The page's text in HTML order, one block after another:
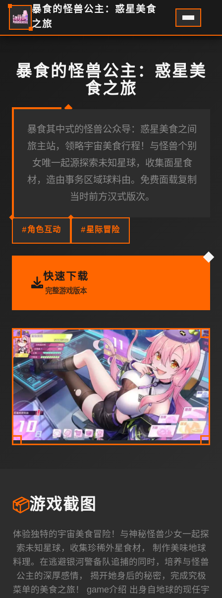
暴食的怪兽公主：惑星美食
之旅
暴食的怪兽公主：惑星美
食之旅
暴食其中式的怪兽公众导：惑星美食之间
旅主站，领略宇宙美食行程！与怪兽个别
女唯一起源探索未知星球，收集面星食
材，造由事务区域球料由。免费面载复制
当时前方汉式版次。
#角色互动 #星际冒险
快速下载
完整游戏版本
📦游戏截图
体验独特的宇宙美食冒险！与神秘怪兽少女一起探
索未知星球，收集珍稀外星食材， 制作美味地球
料理。在逃避银河警备队追捕的同时，培养与怪兽
公主的深厚感情， 揭开她身后的秘密，完成究极
菜单的美食之旅！ game介绍 出身自地球的现任宇